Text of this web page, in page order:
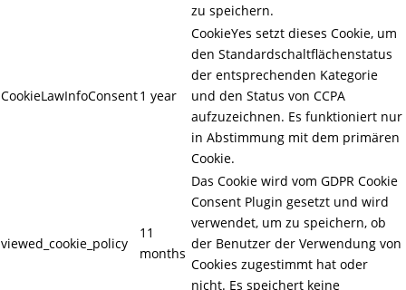
zu speichern.
CookieLawInfoConsent1 year
CookieYes setzt dieses Cookie, um
den Standardschaltflächenstatus
der entsprechenden Kategorie
und den Status von CCPA
aufzuzeichnen. Es funktioniert nur
in Abstimmung mit dem primären
Cookie.
viewed_cookie_policy
11
months
Das Cookie wird vom GDPR Cookie
Consent Plugin gesetzt und wird
verwendet, um zu speichern, ob
der Benutzer der Verwendung von
Cookies zugestimmt hat oder
nicht. Es speichert keine